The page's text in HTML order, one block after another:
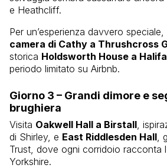
e Heathcliff.
Per un’esperienza davvero
camera di Cathy a Thrushcross
storica Holdsworth House a
periodo limitato su Airbnb.
Giorno 3 – Grandi dimore e
brughiera
Visita Oakwell Hall a Birstall ,
di Shirley, e East Riddlesden Hall
Trust, dove ogni corridoio racconta
Yorkshire.